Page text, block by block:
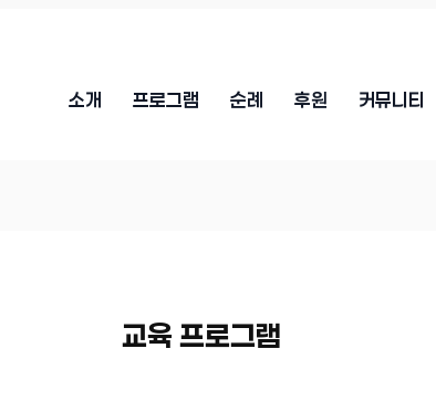
소개 프로그램 순례 후원 커뮤니티
교육 프로그램